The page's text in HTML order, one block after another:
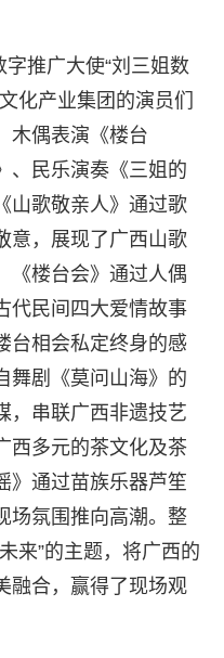
推广大使“刘三姐数
化产业集团的演员们
木偶表演《楼台
、民乐演奏《三姐的
山歌敬亲人》通过歌
意，展现了广西山歌
《楼台会》通过人偶
代民间四大爱情故事
相会私定终身的感
舞剧《莫问山海》的
，串联广西非遗技艺
西多元的茶文化及茶
》通过苗族乐器芦笙
场氛围推向高潮。整
来”的主题，将广西的
融合，赢得了现场观